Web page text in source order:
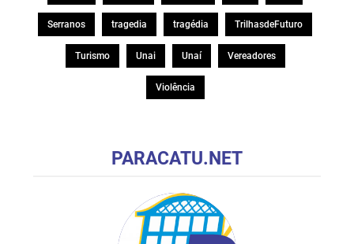
Serranos tragedia tragédia TrilhasdeFuturo
Turismo Unai Unaí Vereadores
Violência
PARACATU.NET